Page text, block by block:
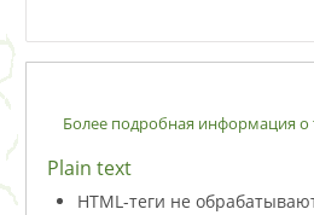
Более подробная информация о
Plain text
HTML-теги не